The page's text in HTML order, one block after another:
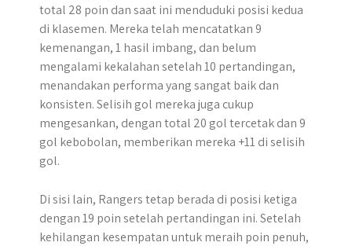
total 28 poin dan saat ini menduduki posisi kedua
di klasemen.​ Mereka telah mencatatkan 9
kemenangan, 1 hasil imbang, dan belum
mengalami kekalahan setelah 10 pertandingan,
menandakan performa yang sangat baik dan
konsisten. Selisih gol mereka juga cukup
mengesankan, dengan total 20 gol tercetak dan 9
gol kebobolan, memberikan mereka +11 di selisih
gol.
Di sisi lain, Rangers tetap berada di posisi ketiga
dengan 19 poin setelah pertandingan ini. Setelah
kehilangan kesempatan untuk meraih poin penuh,